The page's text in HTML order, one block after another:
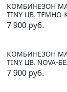
КОМБИНЕЗОН
TINY ЦВ.
7 900 руб.
КОМБИНЕЗОН
TINY ЦВ. NOVA-
7 900 руб.